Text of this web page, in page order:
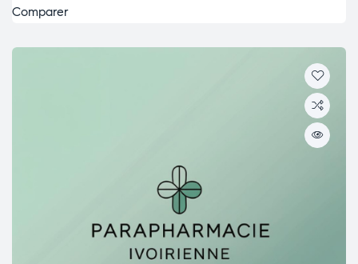
Comparer